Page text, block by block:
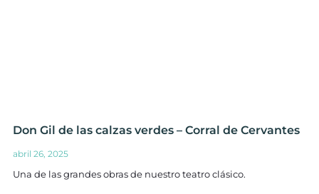
Don Gil de las calzas verdes – Corral de Cervantes
abril 26, 2025
Una de las grandes obras de nuestro teatro clásico.